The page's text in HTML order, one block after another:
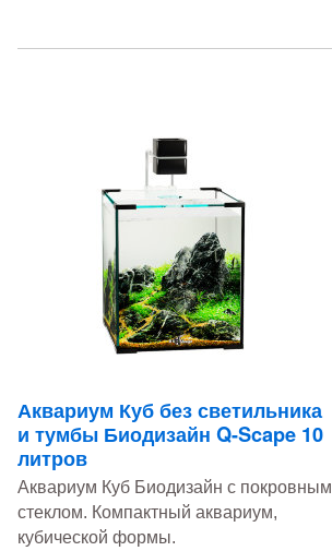
Аквариум Куб без светильника
и тумбы Биодизайн Q-Scape 10
литров
Аквариум Куб Биодизайн с покровным
стеклом. Компактный аквариум,
кубической формы.